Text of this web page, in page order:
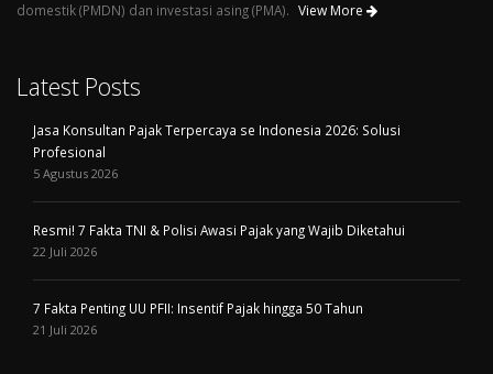
domestik (PMDN) dan investasi asing (PMA). View More
Latest Posts
Jasa Konsultan Pajak Terpercaya se Indonesia 2026: Solusi
Profesional
5 Agustus 2026
Resmi! 7 Fakta TNI & Polisi Awasi Pajak yang Wajib Diketahui
22 Juli 2026
7 Fakta Penting UU PFII: Insentif Pajak hingga 50 Tahun
21 Juli 2026